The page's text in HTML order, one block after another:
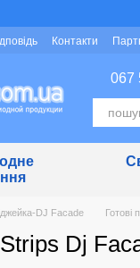
Контакти
067
DJ Facade Готові
Dj